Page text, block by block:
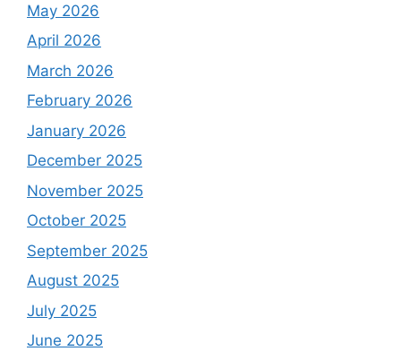
May 2026
April 2026
March 2026
February 2026
January 2026
December 2025
November 2025
October 2025
September 2025
August 2025
July 2025
June 2025